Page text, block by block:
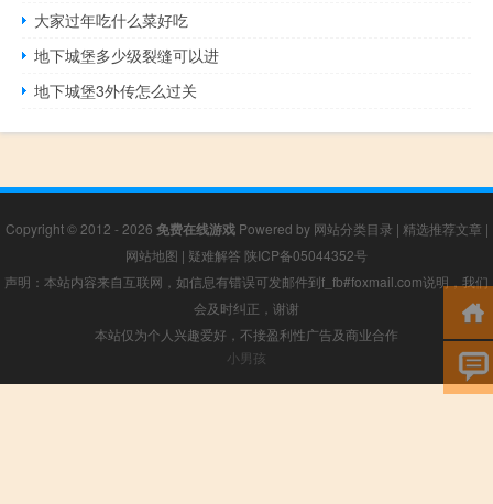
大家过年吃什么菜好吃
地下城堡多少级裂缝可以进
地下城堡3外传怎么过关
Copyright © 2012 - 2026 免费在线游戏Powered by 网站分类目录 | 精选推荐文章 |
网站地图 | 疑难解答 陕ICP备05044352号
声明：本站内容来自互联网，如信息有错误可发邮件到f_fb#foxmail.com说明，我们
会及时纠正，谢谢
本站仅为个人兴趣爱好，不接盈利性广告及商业合作
小男孩